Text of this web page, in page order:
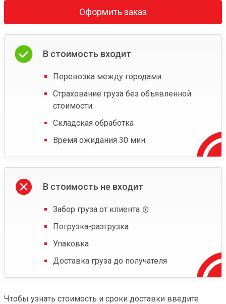
Оформить заказ
В стоимость входит
Перевозка между городами
Страхование груза без объявленной
стоимости
Складская обработка
Время ожидания 30 мин.
В стоимость не входит
Забор груза от клиента
Погрузка-разгрузка
Упаковка
Доставка груза до получателя
Чтобы узнать стоимость и сроки доставки введите